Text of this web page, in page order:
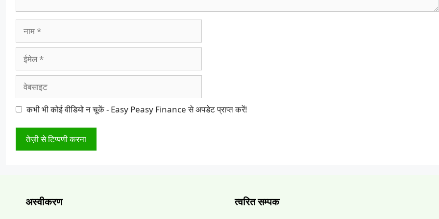
ईमेल
वेबसाइट
कभी भी कोई वीडियो न चूकें - Easy Peasy Finance से अपडेट प्राप्त करें!
अस्वीकरण त्वरित सम्पक